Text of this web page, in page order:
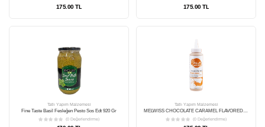
Melwiss Chocolate Raspberry Flavored Dessert Sauce (Frambuaz Aromalı Tatlı Sosu) 330 Gr